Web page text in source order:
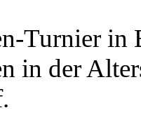
Turnier in
in der